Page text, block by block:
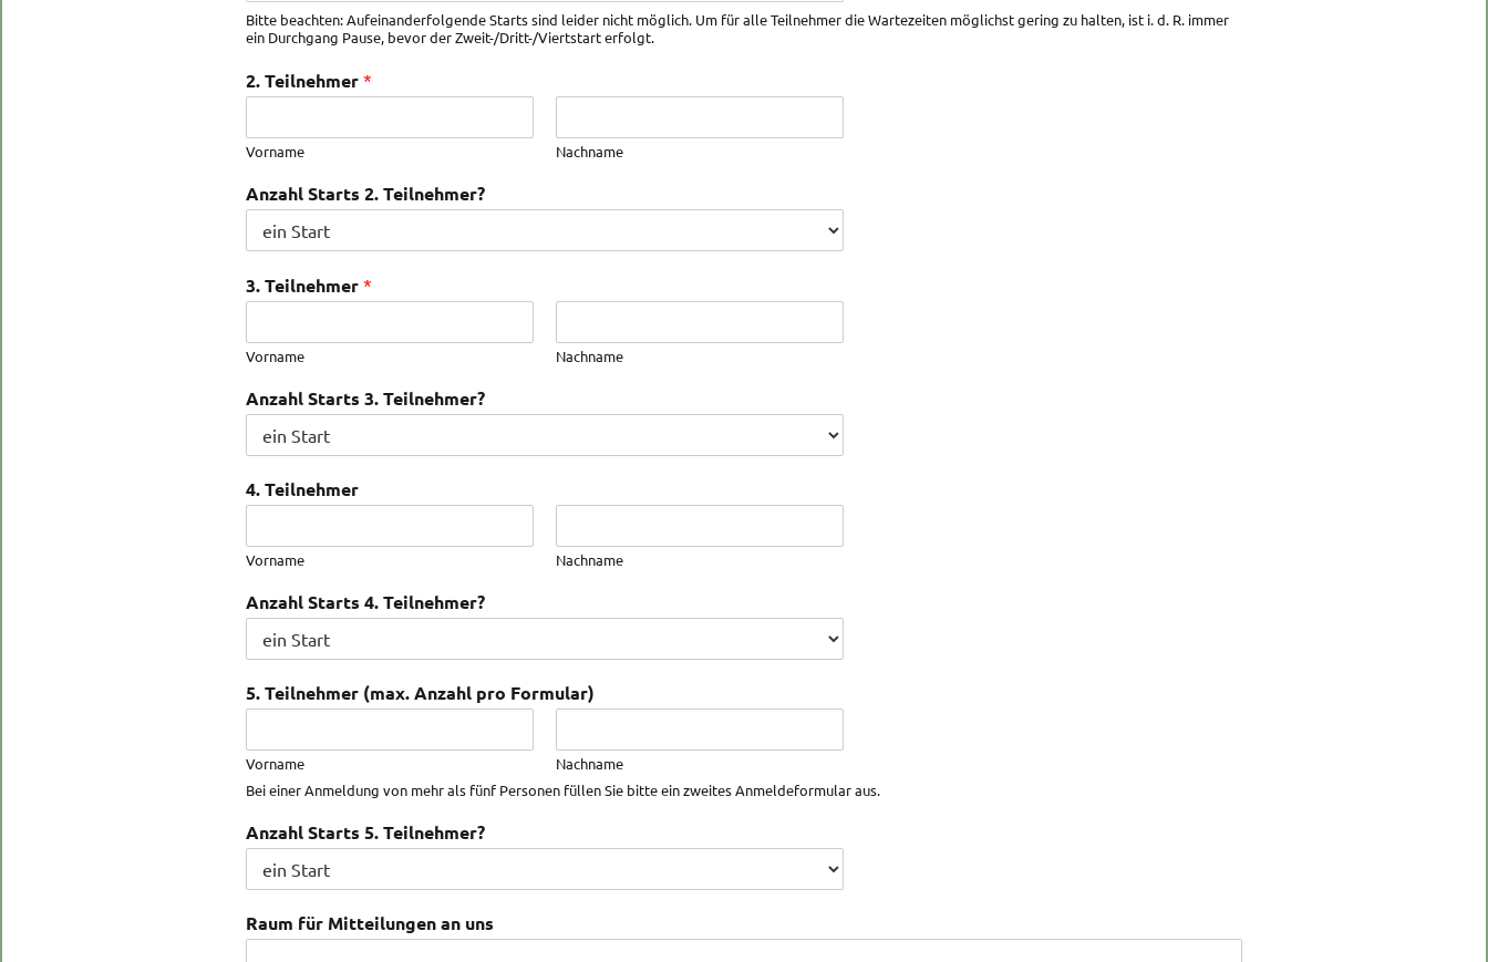
Bitte beachten: Aufeinanderfolgende Starts sind leider nicht möglich. Um für alle Teilnehmer die Wartezeiten möglichst gering zu halten, ist i. d. R. immer
ein Durchgang Pause, bevor der Zweit-/Dritt-/Viertstart erfolgt.
2. Teilnehmer *
Vorname Nachname
Anzahl Starts 2. Teilnehmer?
3. Teilnehmer *
Vorname Nachname
Anzahl Starts 3. Teilnehmer?
4. Teilnehmer
Vorname Nachname
Anzahl Starts 4. Teilnehmer?
5. Teilnehmer (max. Anzahl pro Formular)
Vorname
Nachname
Bei einer Anmeldung von mehr als fünf Personen füllen Sie bitte ein zweites Anmeldeformular aus.
Anzahl Starts 5. Teilnehmer?
Raum für Mitteilungen an uns